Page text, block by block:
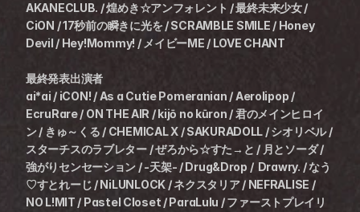
AKANECLUB. / 煌めき☆アンフォレント / 最終未来少女 /
CiON / 17秒前の瞬きに光を / SCRAMBLE SMILE / Honey
Devil / Hey!Mommy! / メイビーME / LOVE CHANT
最終発表出演者
ai*ai / iCON! / As a Cutie Pomeranian / Aerolipop /
EcruRare / ON THE AIR / kijō no kūron / 君のメインヒロイ
ン / きゅ～くる / CHEMICAL X / SAKURADOLL / シオリベル /
スターチスのラブレター / ぜろから☆すた→と / 月とソーダ /
強がりセンセーション / -天架- / Drug&Drop /  Drawry. / なう
♡すとれーじ / NiLUNLOCK / ネクスタリア / NEFRALISE /
NO L!MIT / Pastel Closet / ParaLulu / ファーストプレイリ